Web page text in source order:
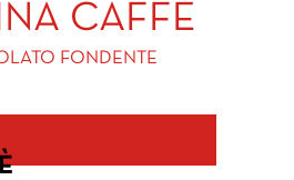
CAFFÈ
FONDENTE